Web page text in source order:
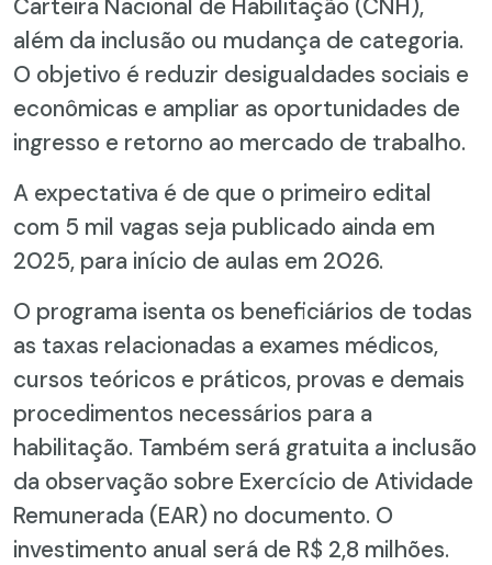
além da inclusão ou mudança de categoria.
O objetivo é reduzir desigualdades sociais e
econômicas e ampliar as oportunidades de
ingresso e retorno ao mercado de trabalho.
A expectativa é de que o primeiro edital
com 5 mil vagas seja publicado ainda em
2025, para início de aulas em 2026.
O programa isenta os beneficiários de todas
as taxas relacionadas a exames médicos,
cursos teóricos e práticos, provas e demais
procedimentos necessários para a
habilitação. Também será gratuita a inclusão
da observação sobre Exercício de Atividade
Remunerada (EAR) no documento. O
investimento anual será de R$ 2,8 milhões.